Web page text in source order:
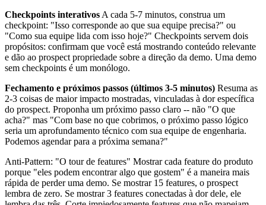
Checkpoints interativos A cada 5-7 minutos, construa um
checkpoint: "Isso corresponde ao que sua equipe precisa?" ou
"Como sua equipe lida com isso hoje?" Checkpoints servem dois
propósitos: confirmam que você está mostrando conteúdo relevante
e dão ao prospect propriedade sobre a direção da demo. Uma demo
sem checkpoints é um monólogo.
Fechamento e próximos passos (últimos 3-5 minutos) Resuma as
2-3 coisas de maior impacto mostradas, vinculadas à dor específica
do prospect. Proponha um próximo passo claro -- não "O que
acha?" mas "Com base no que cobrimos, o próximo passo lógico
seria um aprofundamento técnico com sua equipe de engenharia.
Podemos agendar para a próxima semana?"
Anti-Pattern: "O tour de features" Mostrar cada feature do produto
porque "eles podem encontrar algo que gostem" é a maneira mais
rápida de perder uma demo. Se mostrar 15 features, o prospect
lembra de zero. Se mostrar 3 features conectadas à dor dele, ele